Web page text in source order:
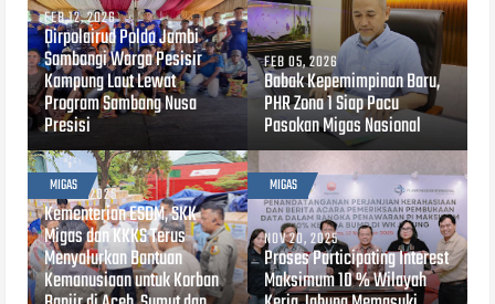
FEB 12, 2026
Dirpolairud Polda Jambi
Sambangi Warga Pesisir
Kampung Laut Lewat
Program Sambang Nusa
Presisi
FEB 05, 2026
Babak Kepemimpinan Baru,
PHR Zona 1 Siap Pacu
Pasokan Migas Nasional
MIGAS
DEC 18, 2025
Kementerian ESDM, SKK
Migas dan KKKS Terus
Menyalurkan Bantuan
Kemanusiaan untuk Korban
MIGAS
NOV 20, 2025
Proses Participating Interest
Maksimum 10 % Wilayah